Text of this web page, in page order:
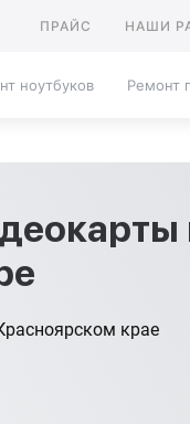
ПРАЙС НАШИ
ноутбуков Ремонт
крае